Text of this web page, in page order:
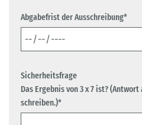
Abgabefrist der Ausschreibung*
Sicherheitsfrage
Das Ergebnis von 3 x 7 ist?
schreiben.)*